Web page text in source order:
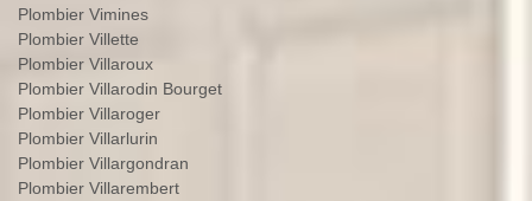
Plombier Vimines
Plombier Villette
Plombier Villaroux
Plombier Villarodin Bourget
Plombier Villaroger
Plombier Villarlurin
Plombier Villargondran
Plombier Villarembert